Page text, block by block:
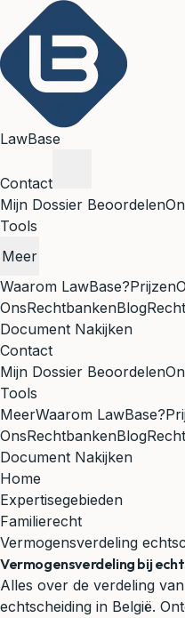
LawBase
Contact
Mijn Dossier Beoordelen
Tools
Meer
Waarom LawBase?Prijzen
OnsRechtbankenBlog
Document Nakijken
Contact
Mijn Dossier Beoordelen
Tools
MeerWaarom LawBase?
OnsRechtbankenBlog
Document Nakijken
Home
Expertisegebieden
Familierecht
Vermogensverdeling
Vermogensverdeling bij
Alles over de verdeling
echtscheiding in België.